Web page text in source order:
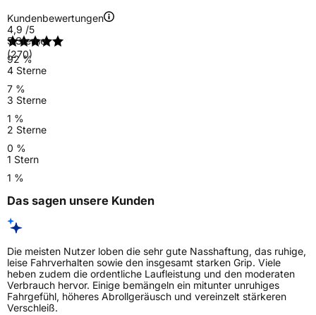
Kundenbewertungen
4,9 /5
(270)
5 Sterne
92 %
4 Sterne
7 %
3 Sterne
1 %
2 Sterne
0 %
1 Stern
1 %
Das sagen unsere Kunden
Die meisten Nutzer loben die sehr gute Nasshaftung, das ruhige,
leise Fahrverhalten sowie den insgesamt starken Grip. Viele
heben zudem die ordentliche Laufleistung und den moderaten
Verbrauch hervor. Einige bemängeln ein mitunter unruhiges
Fahrgefühl, höheres Abrollgeräusch und vereinzelt stärkeren
Verschleiß.